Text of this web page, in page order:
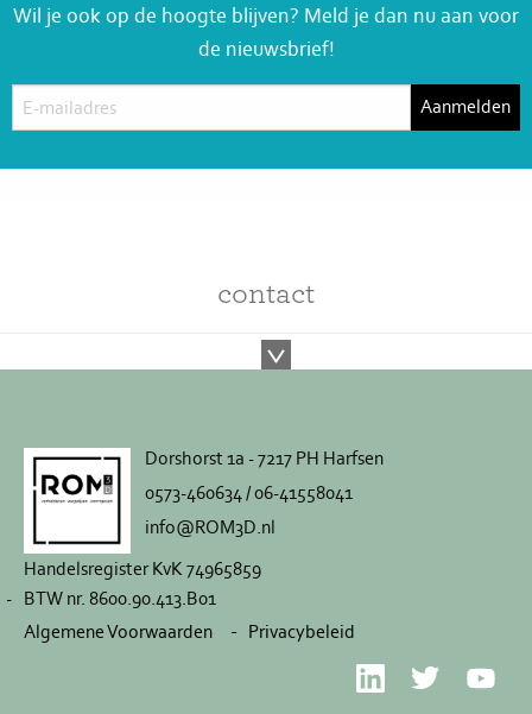
Wil je ook op de hoogte blijven? Meld je dan nu aan voor
de nieuwsbrief!
contact
Dorshorst 1a - 7217 PH Harfsen
0573-460634 / 06-41558041
info@ROM3D.nl
Handelsregister KvK 74965859
BTW nr. 8600.90.413.B01
Algemene Voorwaarden
Privacybeleid